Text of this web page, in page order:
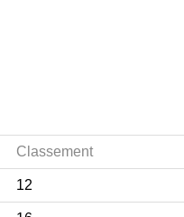
Classement
12